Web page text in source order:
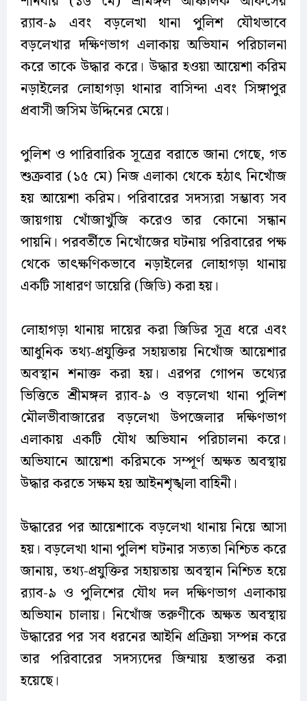
র‍্যাব-৯ এবং বড়লেখা থানা পুলিশ যৌথভাবে
বড়লেখার দক্ষিণভাগ এলাকায় অভিযান পরিচালনা
করে তাকে উদ্ধার করে। উদ্ধার হওয়া আয়েশা করিম
নড়াইলের লোহাগড়া থানার বাসিন্দা এবং সিঙ্গাপুর
প্রবাসী জসিম উদ্দিনের মেয়ে।
পুলিশ ও পারিবারিক সূত্রের বরাতে জানা গেছে, গত
শুক্রবার (১৫ মে) নিজ এলাকা থেকে হঠাৎ নিখোঁজ
হয় আয়েশা করিম। পরিবারের সদস্যরা সম্ভাব্য সব
জায়গায় খোঁজাখুঁজি করেও তার কোনো সন্ধান
পায়নি। পরবর্তীতে নিখোঁজের ঘটনায় পরিবারের পক্ষ
থেকে তাৎক্ষণিকভাবে নড়াইলের লোহাগড়া থানায়
একটি সাধারণ ডায়েরি (জিডি) করা হয়।
লোহাগড়া থানায় দায়ের করা জিডির সূত্র ধরে এবং
আধুনিক তথ্য-প্রযুক্তির সহায়তায় নিখোঁজ আয়েশার
অবস্থান শনাক্ত করা হয়। এরপর গোপন তথ্যের
ভিত্তিতে শ্রীমঙ্গল র‍্যাব-৯ ও বড়লেখা থানা পুলিশ
মৌলভীবাজারের বড়লেখা উপজেলার দক্ষিণভাগ
এলাকায় একটি যৌথ অভিযান পরিচালনা করে।
অভিযানে আয়েশা করিমকে সম্পূর্ণ অক্ষত অবস্থায়
উদ্ধার করতে সক্ষম হয় আইনশৃঙ্খলা বাহিনী।
উদ্ধারের পর আয়েশাকে বড়লেখা থানায় নিয়ে আসা
হয়। বড়লেখা থানা পুলিশ ঘটনার সত্যতা নিশ্চিত করে
জানায়, তথ্য-প্রযুক্তির সহায়তায় অবস্থান নিশ্চিত হয়ে
র‍্যাব-৯ ও পুলিশের যৌথ দল দক্ষিণভাগ এলাকায়
অভিযান চালায়। নিখোঁজ তরুণীকে অক্ষত অবস্থায়
উদ্ধারের পর সব ধরনের আইনি প্রক্রিয়া সম্পন্ন করে
তার পরিবারের সদস্যদের জিম্মায় হস্তান্তর করা
হয়েছে।